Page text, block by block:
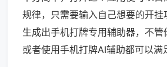
规律，只需要输入自己想要的开挂
生成出手机打牌专用辅助器，不管
或者使用手机打牌AI辅助都可以满